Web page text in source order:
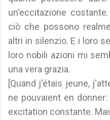
un'eccitazione
ciò che possono
altri in silenzio. E i loro
loro nobili azioni mi
una vera grazia.
[Quand j'étais jeune,
ne pouvaient en
excitation constante.